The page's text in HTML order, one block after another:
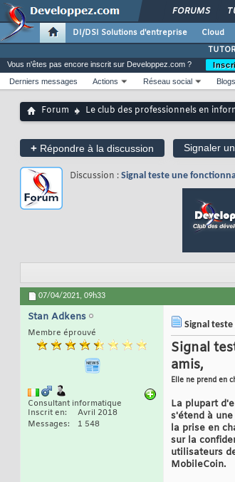
FORUMS
DI/DSI Solutions d'entreprise Cloud
Vous n'êtes pas encore inscrit sur Developpez.com ?
Derniers messages
Actions Réseau social Blogs
Forum Le club des professionnels en
+ Répondre à la discussion Signaler
Discussion : Signal teste une
07/04/2021, 09h33
Stan Adkens
Membre éprouvé
Consultant informatique
Inscrit en
Avril 2018
Messages
1 548
Signal
Signal
amis,
Elle ne prend en
La plupart
s'étend à
la prise en
sur la
utilisateurs
MobileCoin.